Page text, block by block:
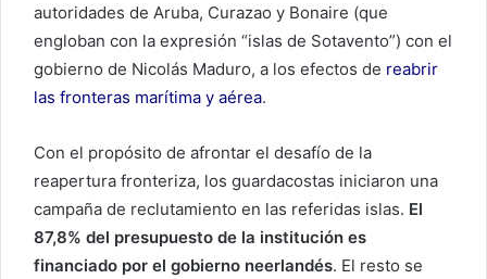
autoridades de Aruba, Curazao y Bonaire (que
engloban con la expresión “islas de Sotavento”) con el
gobierno de Nicolás Maduro, a los efectos de reabrir
las fronteras marítima y aérea.
Con el propósito de afrontar el desafío de la
reapertura fronteriza, los guardacostas iniciaron una
campaña de reclutamiento en las referidas islas. El
87,8% del presupuesto de la institución es
financiado por el gobierno neerlandés. El resto se